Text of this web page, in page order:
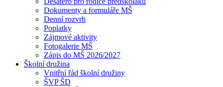
Dokumenty a formuláře MŠ
Denní rozvrh
Poplatky
Zájmové aktivity
Fotogalerie MŠ
Zápis do MŠ 2026/2027
Školní družina
Vnitřní řád školní družiny
ŠVP ŠD